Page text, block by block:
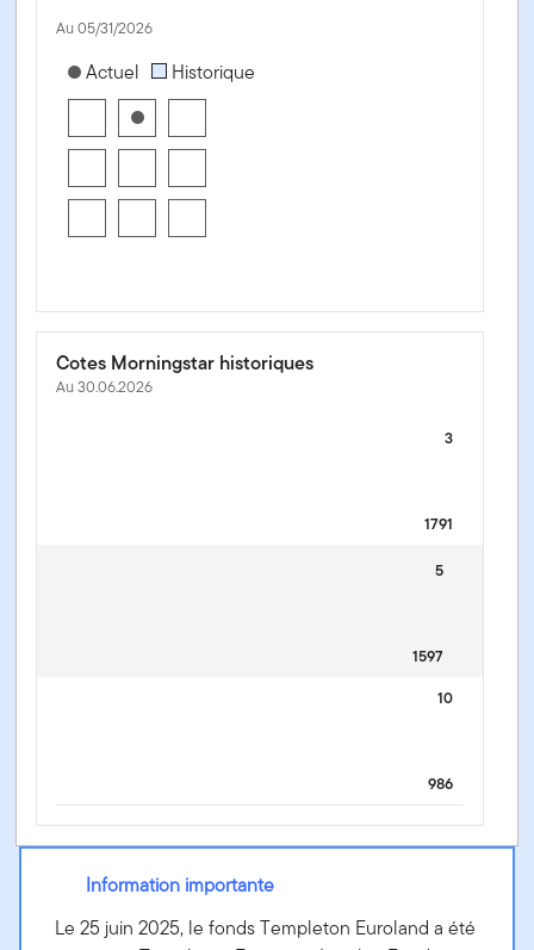
Au 05/31/2026
[products.morningstar-stylebox-title-sr-equity]
Actuel Historique
Cotes Morningstar historiques
Au 30.06.2026
3
1791
5
1597
10
986
Information importante
Le 25 juin 2025, le fonds Templeton Euroland a été